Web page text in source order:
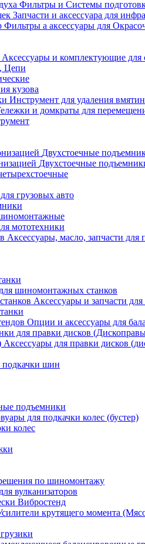
Фильтры и Системы
Запчасти и аксессуара для
Фильтры а аксессуары для
Аксессуары и комплектующие для
Цепи
кузова
Инструмент для удаления
и домкраты для
Двухстоечные
Двухстоечные
грузовых авто
мототехники
Аксессуары, масло, запчасти для
шиномонтажных станков
Аксессуары и запчасти
Опции и аксессуары для
для правки дисков
Аксессуары для правки дисков
подкачки шин
подъемники
для подкачки колес (бустер)
колес
по шиномонтажу
вулканизаторов
Вибростенд
крутящего момента